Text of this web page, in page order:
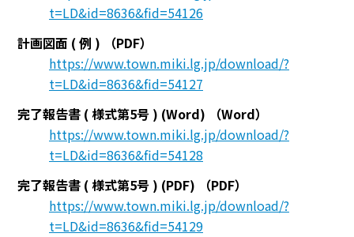
t=LD&id=8636&fid=54126
計画図面 ( 例 )
（PDF）
https://www.town.miki.lg.jp/download/?
t=LD&id=8636&fid=54127
完了報告書 ( 様式第5号 ) (Word)
（Word）
https://www.town.miki.lg.jp/download/?
t=LD&id=8636&fid=54128
完了報告書 ( 様式第5号 ) (PDF)
（PDF）
https://www.town.miki.lg.jp/download/?
t=LD&id=8636&fid=54129